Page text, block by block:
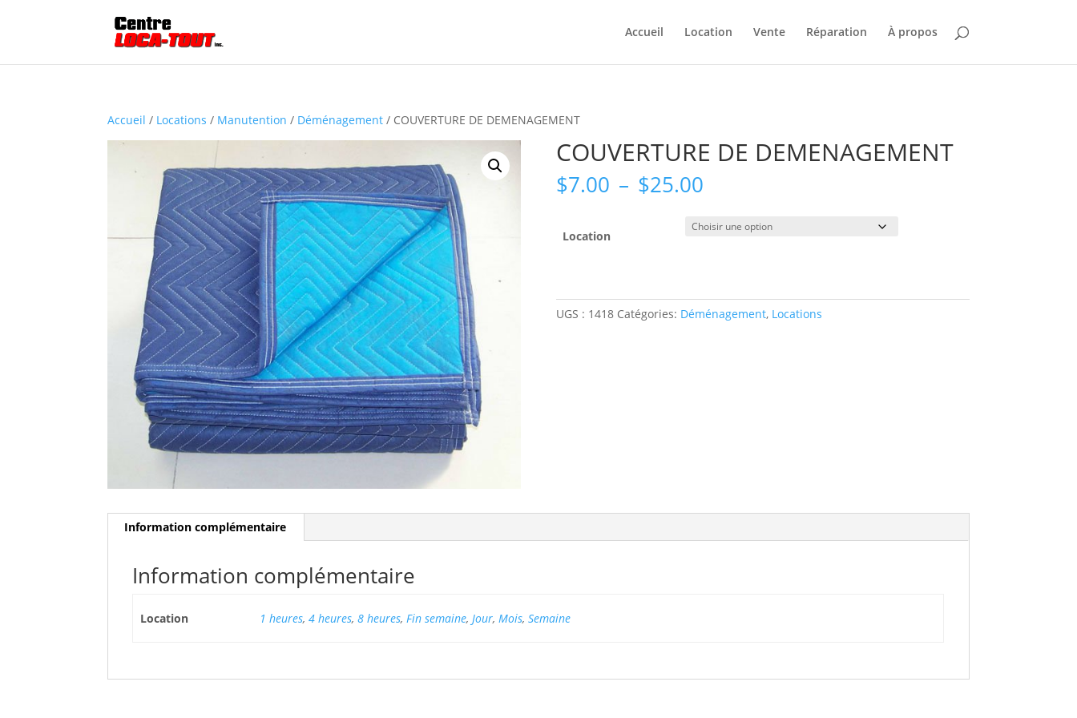
Accueil Location Vente Réparation À propos
Accueil / Locations / Manutention / Déménagement / COUVERTURE DE DEMENAGEMENT
COUVERTURE DE DEMENAGEMENT
$7.00 – $25.00Plage
prix :
$7.00
Location
UGS : 1418 Catégories: Déménagement, Locations
Information complémentaire
Information complémentaire
Location 1 heures, 4 heures, 8 heures, Fin semaine, Jour, Mois, Semaine